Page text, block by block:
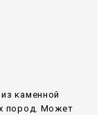
каменной
пород. Может